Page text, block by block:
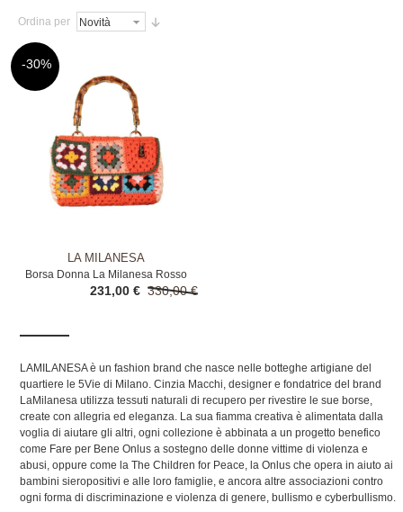
Ordina per
-30%
LA MILANESA
Borsa Donna La Milanesa Rosso
330,00 €
231,00 €
LAMILANESA è un fashion brand che nasce nelle botteghe artigiane del
quartiere le 5Vie di Milano. Cinzia Macchi, designer e fondatrice del brand
LaMilanesa utilizza tessuti naturali di recupero per rivestire le sue borse,
create con allegria ed eleganza. La sua fiamma creativa è alimentata dalla
voglia di aiutare gli altri, ogni collezione è abbinata a un progetto benefico
come Fare per Bene Onlus a sostegno delle donne vittime di violenza e
abusi, oppure come la The Children for Peace, la Onlus che opera in aiuto ai
bambini sieropositivi e alle loro famiglie, e ancora altre associazioni contro
ogni forma di discriminazione e violenza di genere, bullismo e cyberbullismo.